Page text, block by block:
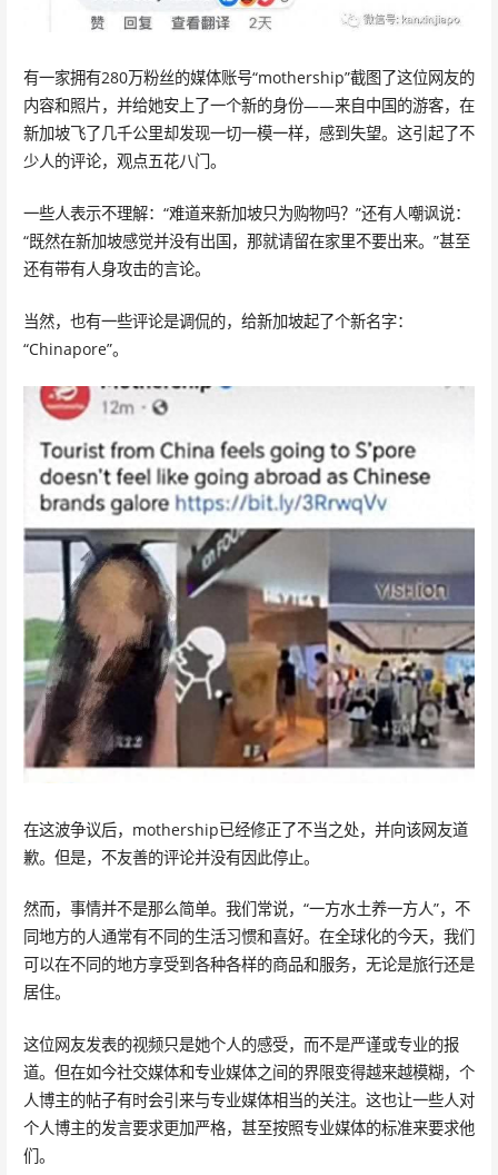
有一家拥有280万粉丝的媒体账号“mothership”截图了这位网友的
内容和照片，并给她安上了一个新的身份——来自中国的游客，在
新加坡飞了几千公里却发现一切一模一样，感到失望。这引起了不
少人的评论，观点五花八门。
一些人表示不理解：“难道来新加坡只为购物吗？”还有人嘲讽说：
“既然在新加坡感觉并没有出国，那就请留在家里不要出来。”甚至
还有带有人身攻击的言论。
当然，也有一些评论是调侃的，给新加坡起了个新名字：
“Chinapore”。
在这波争议后，mothership已经修正了不当之处，并向该网友道
歉。但是，不友善的评论并没有因此停止。
然而，事情并不是那么简单。我们常说，“一方水土养一方人”，不
同地方的人通常有不同的生活习惯和喜好。在全球化的今天，我们
可以在不同的地方享受到各种各样的商品和服务，无论是旅行还是
居住。
这位网友发表的视频只是她个人的感受，而不是严谨或专业的报
道。但在如今社交媒体和专业媒体之间的界限变得越来越模糊，个
人博主的帖子有时会引来与专业媒体相当的关注。这也让一些人对
个人博主的发言要求更加严格，甚至按照专业媒体的标准来要求他
们。